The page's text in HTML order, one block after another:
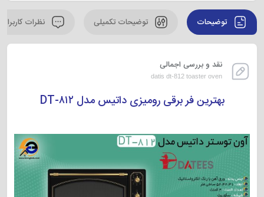
توضیحات توضیحات تکمیلی نظرات کاربران
نقد و بررسی اجمالی
datis dt-812 toaster oven
بهترین فر برقی رومیزی داتیس مدل DT-۸۱۲